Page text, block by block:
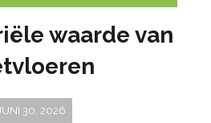
waarde van
30, 2026